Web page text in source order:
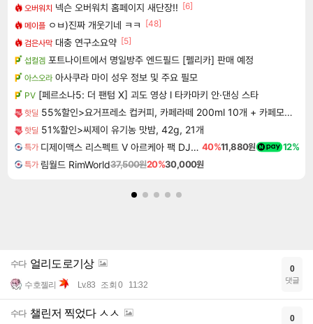
오버워치 넥슨 오버워치 홈페이지 새단장!! [6]
메이플 ㅇㅂ)진짜 개웃기네 ㅋㅋ
[48]
검은사막 대충 연구소요약 [5]
섭컬겜 포트나이트에서 명일방주 엔드필드 [펠리카] 판매 예정
아스오라 아사쿠라 마이 성우 정보 및 주요 필모
PV [페르소나5: 더 팬텀 X] 괴도 영상 l 타카마키 안·댄싱 스타
핫딜 55%할인>요거프레소 컵커피, 카페라떼 200ml 10개 + 카페모카 200ml 10개, 20개
핫딜 51%할인>씨제이 유기농 맛밤, 42g, 21개
특가 디제이맥스 리스펙트 V 아르케아 팩 DJMAX RESPECT V Arcaea Pack DLC 40%11,880원 12%
특가 림월드 RimWorld37,500원20%30,000원
수다 얼리도로기상
수호젤리 Lv.83 조회 0 11:32
0
댓글
수다 챌린저 찍었다 ㅅㅅ 0